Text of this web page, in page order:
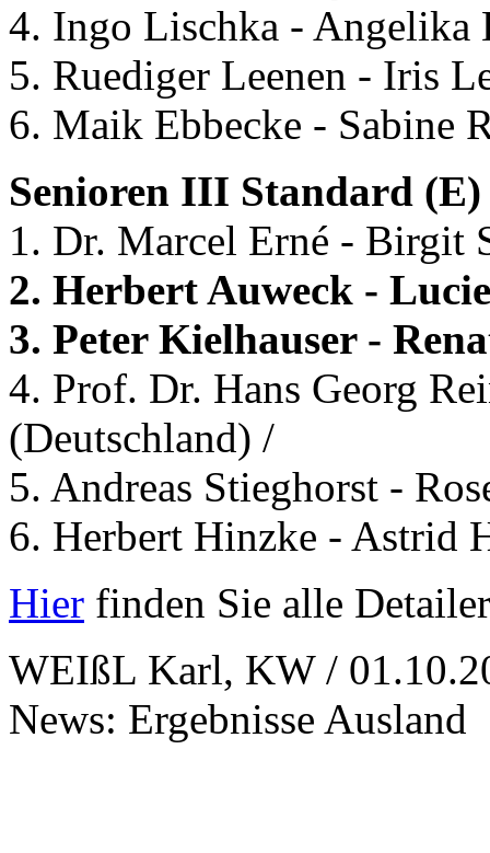
4. Ingo Lischka - Angelika
5. Ruediger Leenen - Iris
6. Maik Ebbecke - Sabine
Senioren III Standard
1. Dr. Marcel Erné - Birgit
2. Herbert Auweck -
3. Peter Kielhauser -
4. Prof. Dr. Hans Georg
(Deutschland) /
5. Andreas Stieghorst -
6. Herbert Hinzke - Astrid
Hier finden Sie alle
WEIßL Karl, KW /
News: Ergebnisse Ausland